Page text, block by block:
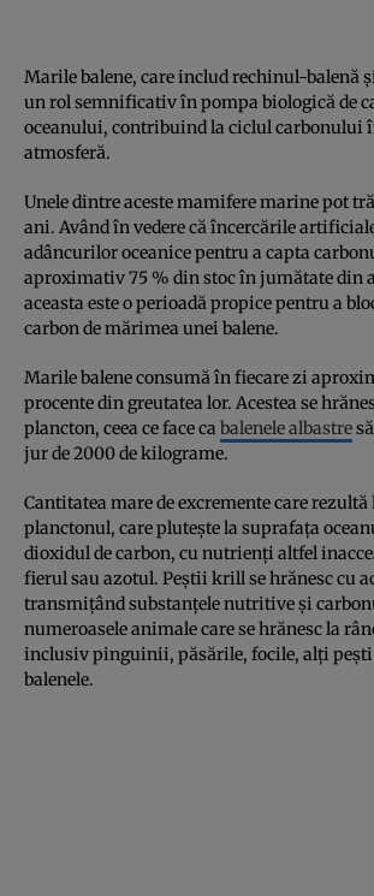
Marile balene, care includ rechinul-balenă
un rol semnificativ în pompa biologică de
oceanului, contribuind la ciclul carbonului
atmosferă.
Unele dintre aceste mamifere marine pot
ani. Având în vedere că încercările
adâncurilor oceanice pentru a capta
aproximativ 75 % din stoc în jumătate din
aceasta este o perioadă propice pentru a
carbon de mărimea unei balene.
Marile balene consumă în fiecare zi
procente din greutatea lor. Acestea se
plancton, ceea ce face ca balenele albastre
jur de 2000 de kilograme.
Cantitatea mare de excremente care rezultă
planctonul, care plutește la suprafața
dioxidul de carbon, cu nutrienți altfel
fierul sau azotul. Peștii krill se hrănesc cu
transmițând substanțele nutritive și
numeroasele animale care se hrănesc la
inclusiv pinguinii, păsările, focile, alți pești
balenele.